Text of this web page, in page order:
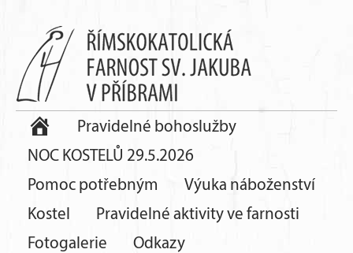
Pravidelné bohoslužby
NOC KOSTELŮ 29.5.2026
Pomoc potřebným
Výuka náboženství
Kostel
Pravidelné aktivity ve farnosti
Fotogalerie
Odkazy